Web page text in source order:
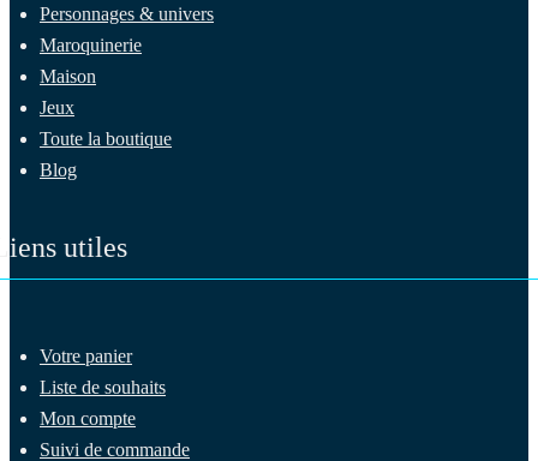
Personnages & univers
Maroquinerie
Maison
Jeux
Toute la boutique
Blog
utiles
Votre panier
Liste de souhaits
Mon compte
Suivi de commande